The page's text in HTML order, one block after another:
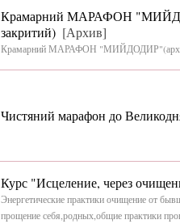
Крамарний МАРАФОН
закритий) [Архив]
Крамарний МАРАФОН
Чистяний марафон до
Курс "Исцеление, через
Энергетические практики очищение от
прощение себя,родных,общие практики